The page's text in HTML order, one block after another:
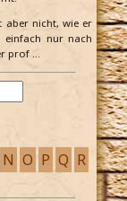
aber nicht, wie er
einfach nur nach
prof …
N O P Q R